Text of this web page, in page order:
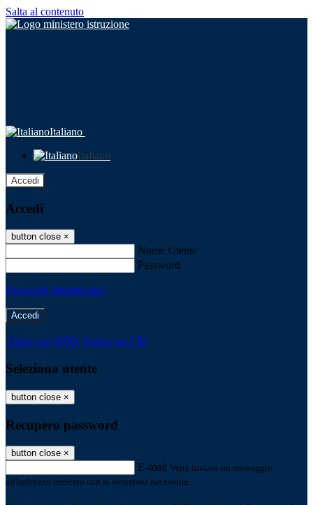
Salta al contenuto
Italiano
Italiano
Accedi
Accedi
button close ×
Nome Utente
Password
Password dimenticata?
-
Entra con SPID Entra con CIE
Seleziona utente
button close ×
Recupero password
button close ×
E-mail Verrà inviato un messaggio
all'indirizzo indicato con le istruzioni necessarie.